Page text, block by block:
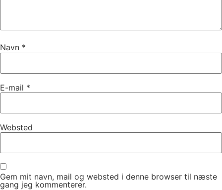
Navn *
E-mail *
Websted
Gem mit navn, mail og websted i denne browser til næste
gang jeg kommenterer.